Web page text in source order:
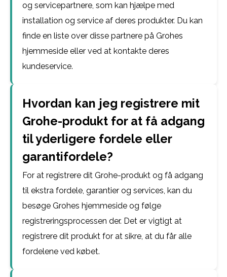
og servicepartnere, som kan hjælpe med
installation og service af deres produkter. Du kan
finde en liste over disse partnere på Grohes
hjemmeside eller ved at kontakte deres
kundeservice.
Hvordan kan jeg registrere mit
Grohe-produkt for at få adgang
til yderligere fordele eller
garantifordele?
For at registrere dit Grohe-produkt og få adgang
til ekstra fordele, garantier og services, kan du
besøge Grohes hjemmeside og følge
registreringsprocessen der. Det er vigtigt at
registrere dit produkt for at sikre, at du får alle
fordelene ved købet.